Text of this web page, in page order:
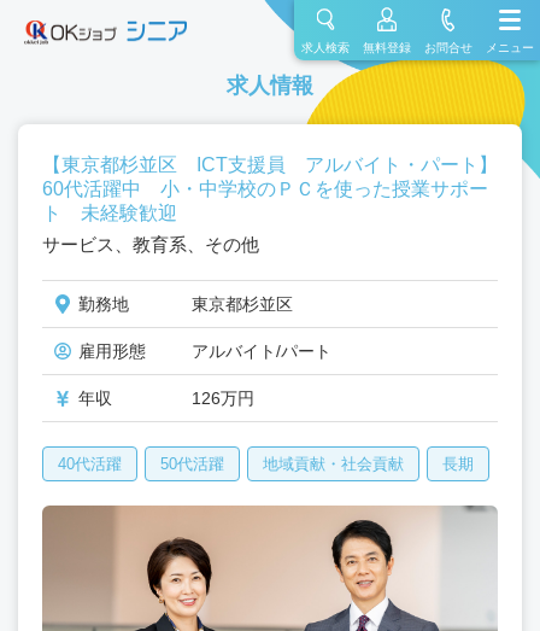
求人検索 無料登録 お問合せ メニュー
求人情報
【東京都杉並区 ICT支援員 アルバイト・パート】
60代活躍中 小・中学校のＰＣを使った授業サポー
ト 未経験歓迎
サービス、教育系、その他
勤務地 東京都杉並区
雇用形態 アルバイト/パート
年収 126万円
40代活躍 50代活躍 地域貢献・社会貢献 長期